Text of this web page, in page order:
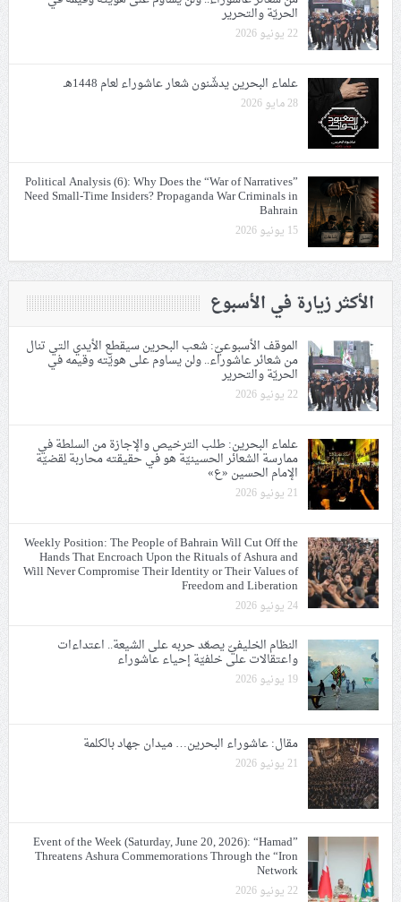
الحريّة والتحرير
22 يونيو 2026
علماء البحرين يدشّنون شعار عاشوراء لعام 1448هـ
28 مايو 2026
Political Analysis (6): Why Does the “War of Narratives”
Need Small-Time Insiders? Propaganda War Criminals in
Bahrain
15 يونيو 2026
الأكثر زيارة في الأسبوع
الموقف الأسبوعيّ: شعب البحرين سيقطع الأيدي التي تنال
من شعائر عاشوراء.. ولن يساوم على هويّته وقيمه في
الحريّة والتحرير
22 يونيو 2026
علماء البحرين: طلب الترخيص والإجازة من السلطة في
ممارسة الشعائر الحسينيّة هو في حقيقته محاربة لقضيّة
الإمام الحسين «ع»
21 يونيو 2026
Weekly Position: The People of Bahrain Will Cut Off the
Hands That Encroach Upon the Rituals of Ashura and
Will Never Compromise Their Identity or Their Values of
Freedom and Liberation
24 يونيو 2026
النظام الخليفيّ يصعّد حربه على الشيعة.. اعتداءات
واعتقالات على خلفيّة إحياء عاشوراء
19 يونيو 2026
مقال: عاشوراء البحرين… ميدان جهاد بالكلمة
21 يونيو 2026
Event of the Week (Saturday, June 20, 2026): “Hamad”
Threatens Ashura Commemorations Through the “Iron
Network
22 يونيو 2026